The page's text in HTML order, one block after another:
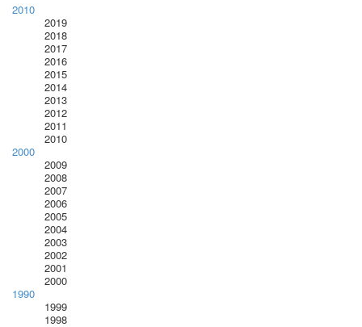
2010
2019
2018
2017
2016
2015
2014
2013
2012
2011
2010
2000
2009
2008
2007
2006
2005
2004
2003
2002
2001
2000
1990
1999
1998